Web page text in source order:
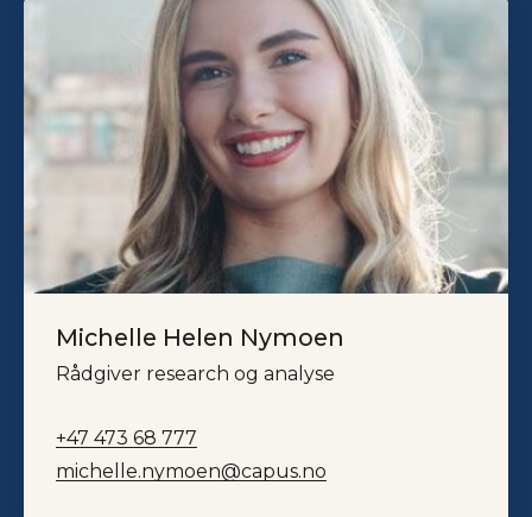
Michelle Helen Nymoen
Rådgiver research og analyse
+47 473 68 777
michelle.nymoen@capus.no